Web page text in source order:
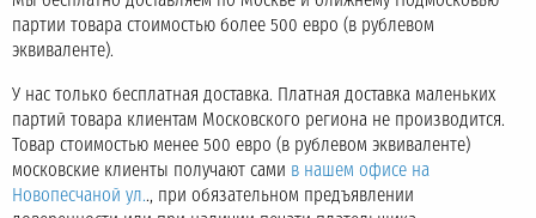
партии товара стоимостью более 500 евро (в рублевом
эквиваленте).
У нас только бесплатная доставка. Платная доставка маленьких
партий товара клиентам Московского региона не производится.
Товар стоимостью менее 500 евро (в рублевом эквиваленте)
московские клиенты получают сами в нашем офисе на
Новопесчаной ул.., при обязательном предъявлении